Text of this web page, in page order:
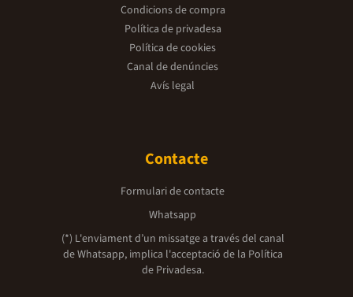
Condicions de compra
Política de privadesa
Política de cookies
Canal de denúncies
Avís legal
Contacte
Formulari de contacte
Whatsapp
(*) L'enviament d’un missatge a través del canal
de Whatsapp, implica l'acceptació de la Política
de Privadesa.